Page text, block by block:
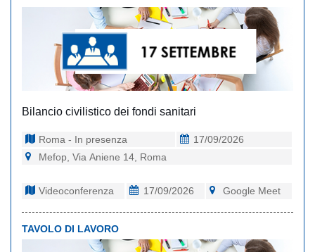
Bilancio civilistico dei fondi sanitari
Roma - In presenza
17/09/2026
Mefop, Via Aniene 14, Roma
Videoconferenza 17/09/2026 Google Meet
TAVOLO DI LAVORO